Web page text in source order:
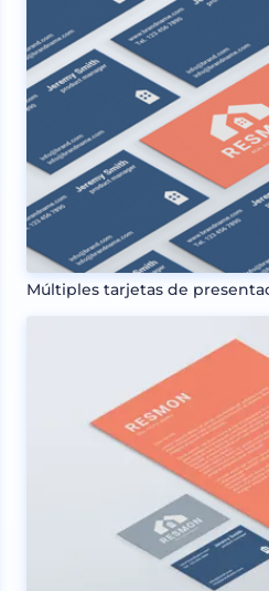
Múltiples tarjetas de